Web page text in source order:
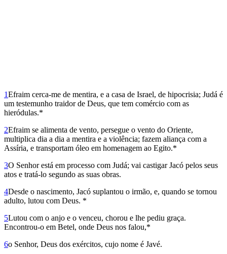
1Efraim cerca-me de mentira, e a casa de Israel, de hipocrisia; Judá é
um testemunho traidor de Deus, que tem comércio com as
hieródulas.*
2Efraim se alimenta de vento, persegue o vento do Oriente,
multiplica dia a dia a mentira e a violência; fazem aliança com a
Assíria, e transportam óleo em homenagem ao Egito.*
3O Senhor está em processo com Judá; vai castigar Jacó pelos seus
atos e tratá-lo segundo as suas obras.
4Desde o nascimento, Jacó suplantou o irmão, e, quando se tornou
adulto, lutou com Deus. *
5Lutou com o anjo e o venceu, chorou e lhe pediu graça.
Encontrou-o em Betel, onde Deus nos falou,*
6o Senhor, Deus dos exércitos, cujo nome é Javé.